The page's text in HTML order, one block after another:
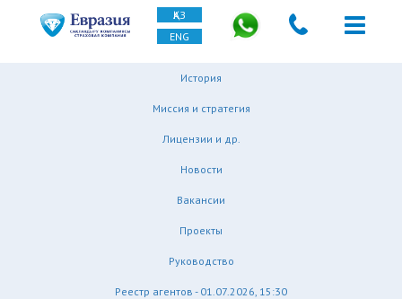
ҚАЗ
ENG
История
Миссия и стратегия
Лицензии и др.
Новости
Вакансии
Проекты
Руководство
Реестр агентов - 01.07.2026, 15:30